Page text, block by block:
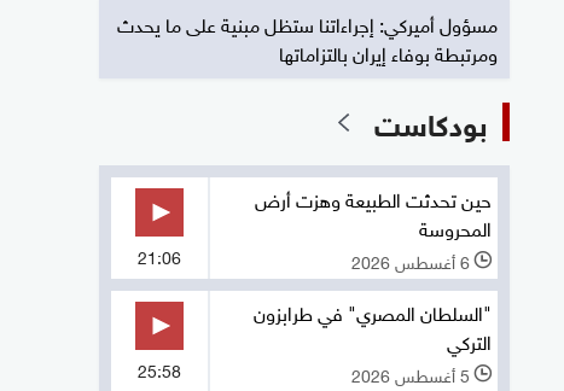
مسؤول أميركي: إجراءاتنا ستظل مبنية على ما يحدث
ومرتبطة بوفاء إيران بالتزاماتها
بودكاست
حين تحدثت الطبيعة وهزت أرض
المحروسة
l 6 أغسطس 2026 21:06
"السلطان المصري" في طرابزون
التركي
l 5 أغسطس 2026 25:58